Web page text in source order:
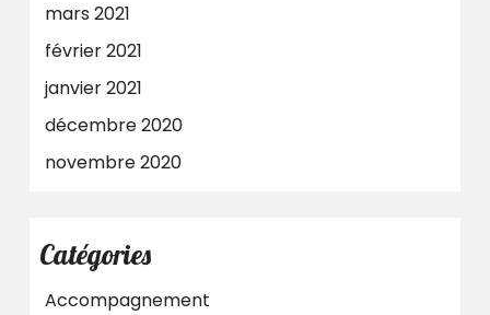
mars 2021
février 2021
janvier 2021
décembre 2020
novembre 2020
Catégories
Accompagnement